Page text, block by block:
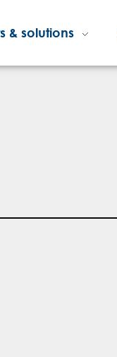
& solutions